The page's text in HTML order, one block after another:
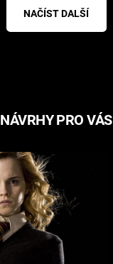
NAČÍST DALŠÍ
NÁVRHY PRO VÁS